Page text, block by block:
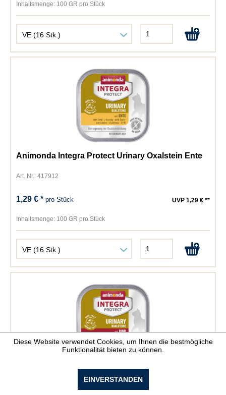
Inhaltsmenge: 100 GR pro Stück
Animonda Integra Protect Urinary Oxalstein Ente
Art. Nr.: 417912
1,29 € *pro Stück UVP 1,29 € **
Inhaltsmenge: 100 GR pro Stück
Animonda Integra Protect Urinary Oxalstein Rind
Diese Website verwendet Cookies, um Ihnen die bestmögliche
Funktionalität bieten zu können.
EINVERSTANDEN